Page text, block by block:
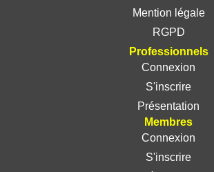
Mention légale
RGPD
Professionnels
Connexion
S'inscrire
Présentation
Membres
Connexion
S'inscrire